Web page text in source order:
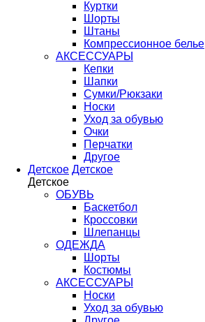
Куртки
Шорты
Штаны
Компрессионное белье
АКСЕССУАРЫ
Кепки
Шапки
Сумки/Рюкзаки
Носки
Уход за обувью
Очки
Перчатки
Другое
Детское Детское
Детское
ОБУВЬ
Баскетбол
Кроссовки
Шлепанцы
ОДЕЖДА
Шорты
Костюмы
АКСЕССУАРЫ
Носки
Уход за обувью